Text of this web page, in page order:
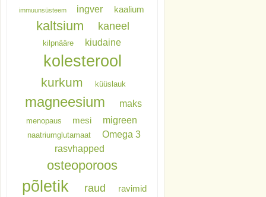
immuunsüsteem ingver kaalium
kaltsium kaneel
kilpnääre kiudaine
kolesterool
kurkum küüslauk
magneesium maks
menopaus mesi migreen
naatriumglutamaat
Omega 3
rasvhapped
osteoporoos
põletik raud ravimid